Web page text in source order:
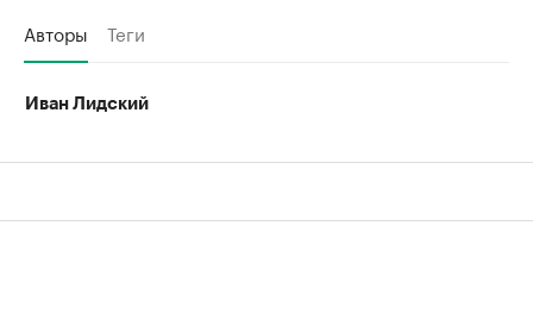
Авторы Теги
Иван Лидский